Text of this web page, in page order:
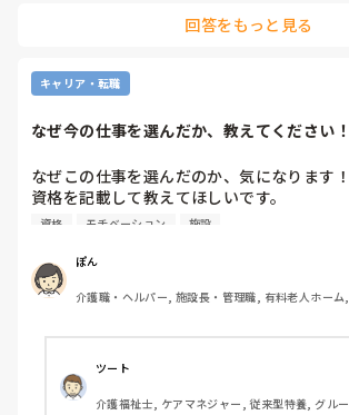
回答をもっと見る
キャリア・転職
なぜ今の仕事を選んだか、教えてください！
なぜこの仕事を選んだのか、気になります！
資格を記載して教えてほしいです。
帰省して中学の同級生と地元でご飯した時
の仕事をしていると聞いて、その時はあま
しかしUターン転職活動中にたまたま街でそ
流れでカフェで話して、
施設見学だけでも行ってみたら、実際に現
資格 モチベーション 施設
ぽん
介護職・ヘルパー, 施設長・管理職, 有料老人ホーム
ツート
介護福祉士, ケアマネジャー, 従来型特養, グル